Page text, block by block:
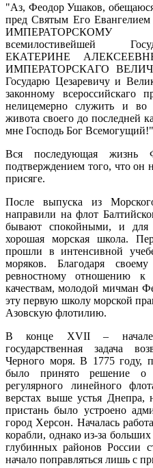
"Аз, Феодор Ушаков,
пред Святым Его
ИМПЕРАТОРСКОМУ
всемилостивейшей
ЕКАТЕРИНЕ
ИМПЕРАТОРСКАГО
Государю Цезаревичу и
законному всероссийскаго
нелицемерно служить и во
живота своего до последней
мне Господь Бог
Вся последующая жизнь
подтверждением того, что
присяге.
После выпуска из
направили на флот
бывают спокойными, и для
хорошая морская школа.
прошли в интенсивной
моряков. Благодаря
ревностному отношению
качествам, молодой мичман
эту первую школу морской
Азовскую флотилию.
В конце ХVII – начале
государственная задача
Черного моря. В 1775 году,
было принято решение о
регулярного линейного
верстах выше устья Днепра,
пристань было устроено
город Херсон. Началась
корабли, однако из-за
глубинных районов России
начало поправляться лишь с